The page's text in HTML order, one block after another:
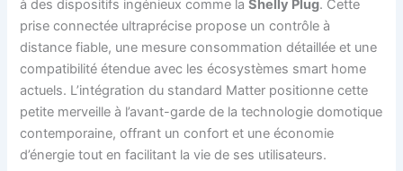
à des dispositifs ingénieux comme laShelly Plug. Cette
prise connectée ultraprécise propose un contrôle à
distance fiable, une mesure consommation détaillée et une
compatibilité étendue avec les écosystèmes smart home
actuels. L’intégration du standard Matter positionne cette
petite merveille à l’avant-garde de la technologie domotique
contemporaine, offrant un confort et une économie
d’énergie tout en facilitant la vie de ses utilisateurs.